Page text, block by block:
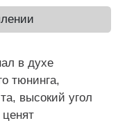
в духе
тюнинга,
высокий угол